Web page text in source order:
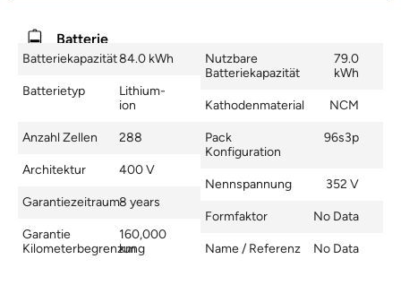
Batterie
Batteriekapazität84.0 kWh
Batterietyp
Lithium-
ion
Anzahl Zellen 288
Architektur 400 V
Garantiezeitraum8 years
Garantie
Kilometerbegrenzung
160,000
km
Nutzbare
Batteriekapazität
79.0
kWh
Kathodenmaterial NCM
Pack
Konfiguration
96s3p
Nennspannung 352 V
Formfaktor No Data
Name / Referenz No Data